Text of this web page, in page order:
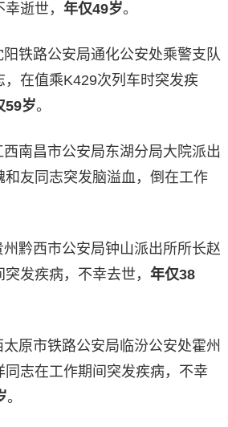
逝世， 年仅49岁。
铁路公安局通化公安处乘警支队
，在值乘K429次列车时突发疾
59岁。
南昌市公安局东湖分局大院派出
和友同志突发脑溢血，倒在工作
黔西市公安局钟山派出所所长赵
发疾病，不幸去世， 年仅38
原市铁路公安局临汾公安处霍州
同志在工作期间突发疾病，不幸
。